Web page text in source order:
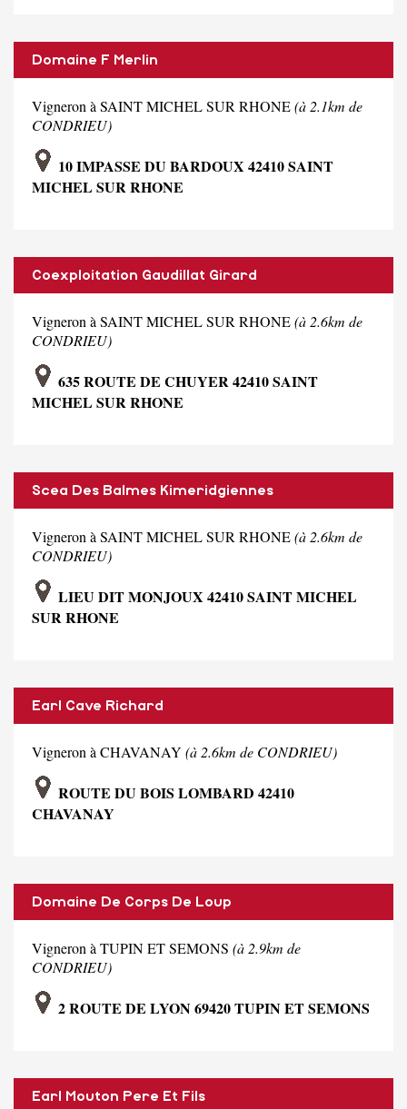
Domaine F Merlin
Vigneron à SAINT MICHEL SUR RHONE(à 2.1km de
CONDRIEU)
10 IMPASSE DU BARDOUX 42410 SAINT
MICHEL SUR RHONE
Coexploitation Gaudillat Girard
Vigneron à SAINT MICHEL SUR RHONE(à 2.6km de
CONDRIEU)
635 ROUTE DE CHUYER 42410 SAINT
MICHEL SUR RHONE
Scea Des Balmes Kimeridgiennes
Vigneron à SAINT MICHEL SUR RHONE(à 2.6km de
CONDRIEU)
LIEU DIT MONJOUX 42410 SAINT MICHEL
SUR RHONE
Earl Cave Richard
Vigneron à CHAVANAY (à 2.6km de CONDRIEU)
ROUTE DU BOIS LOMBARD 42410
CHAVANAY
Domaine De Corps De Loup
Vigneron à TUPIN ET SEMONS (à 2.9km de
CONDRIEU)
2 ROUTE DE LYON 69420 TUPIN ET SEMONS
Earl Mouton Pere Et Fils